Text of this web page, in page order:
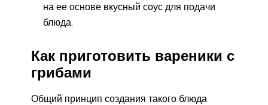
на ее основе вкусный соус для подачи
блюда.
Как приготовить вареники с
грибами
Общий принцип создания такого блюда